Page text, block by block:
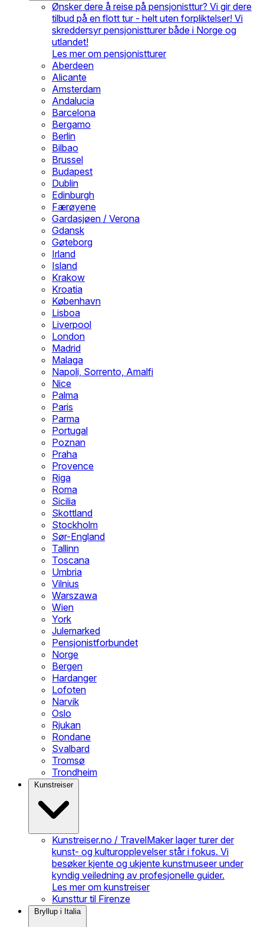
Ønsker dere å reise på pensjonisttur? Vi gir dere
tilbud på en flott tur - helt uten forpliktelser! Vi
skreddersyr pensjonistturer både i Norge og
utlandet!
Les mer om pensjonistturer
Aberdeen
Alicante
Amsterdam
Andalucia
Barcelona
Bergamo
Berlin
Bilbao
Brussel
Budapest
Dublin
Edinburgh
Færøyene
Gardasjøen / Verona
Gdansk
Gøteborg
Irland
Island
Krakow
Kroatia
København
Lisboa
Liverpool
London
Madrid
Malaga
Napoli, Sorrento, Amalfi
Nice
Palma
Paris
Parma
Portugal
Poznan
Praha
Provence
Riga
Roma
Sicilia
Skottland
Stockholm
Sør-England
Tallinn
Toscana
Umbria
Vilnius
Warszawa
Wien
York
Julemarked
Pensjonistforbundet
Norge
Bergen
Hardanger
Lofoten
Narvik
Oslo
Rjukan
Rondane
Svalbard
Tromsø
Trondheim
Kunstreiser
Kunstreiser.no / TravelMaker lager turer der
kunst- og kulturopplevelser står i fokus. Vi
besøker kjente og ukjente kunstmuseer under
kyndig veiledning av profesjonelle guider.
Les mer om kunstreiser
Kunsttur til Firenze
Bryllup i Italia